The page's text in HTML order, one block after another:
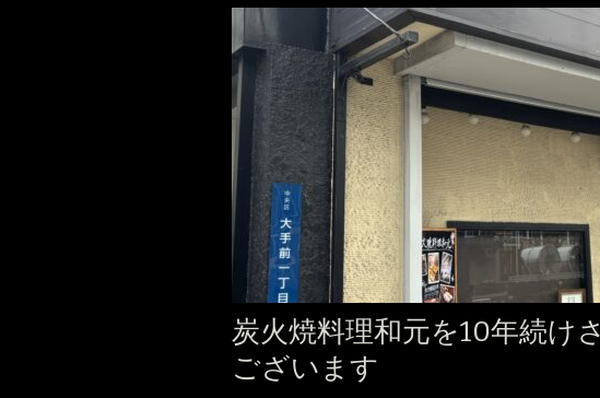
炭火焼料理和元を10年続け
ございます